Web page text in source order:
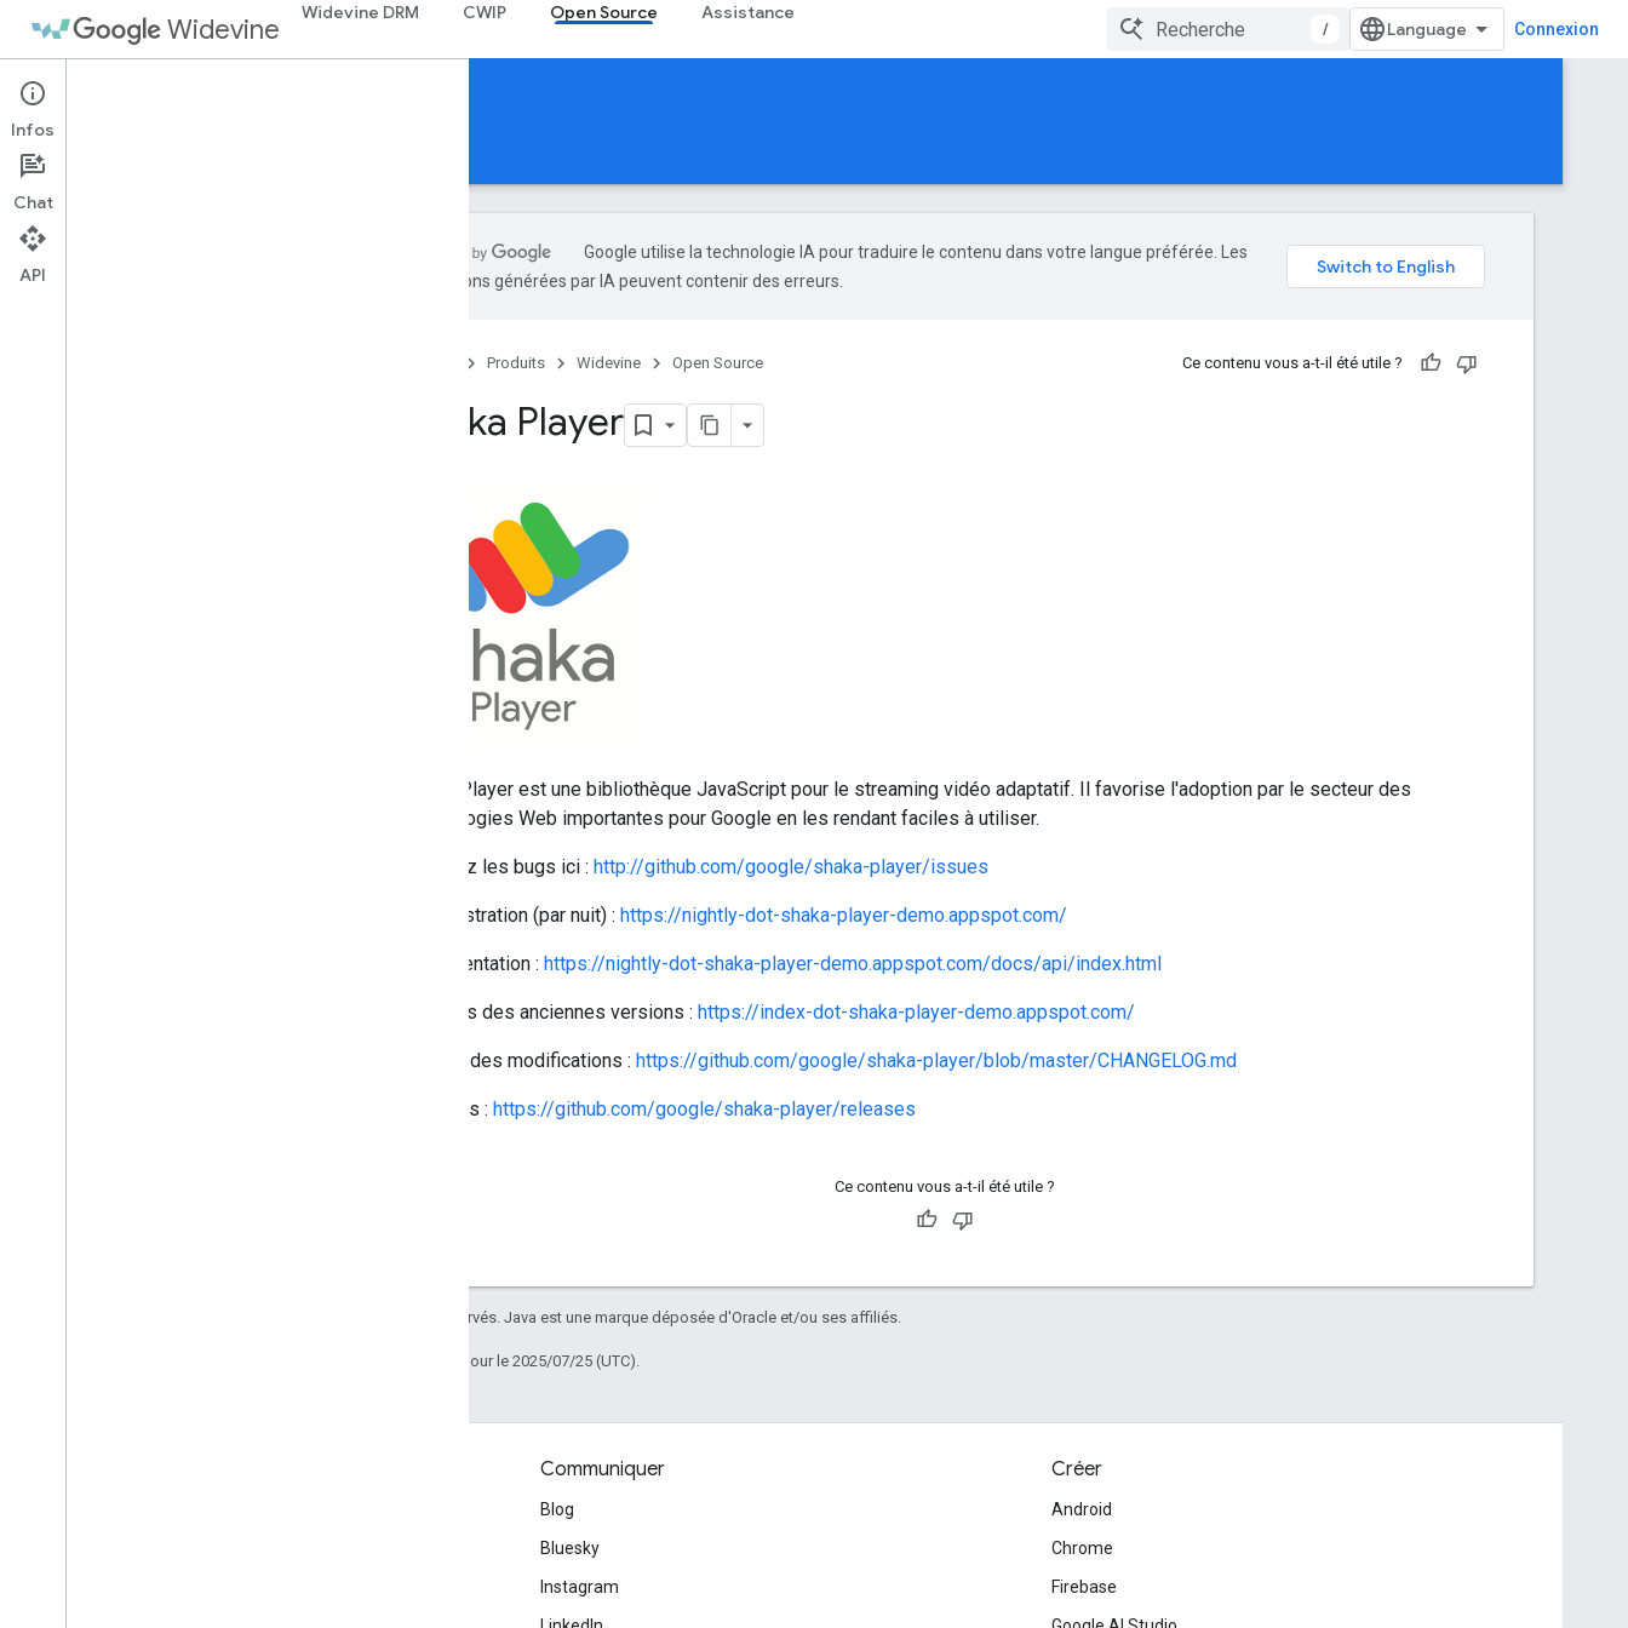
Widevine
Widevine DRM CWIP Open Source Assistance
/ Connexion
Projets Open Source
Projets
Google utilise la technologie IA pour traduire le contenu dans votre langue préférée. Les
traductions générées par IA peuvent contenir des erreurs.
Produits Widevine Open Source Ce contenu vous a-t-il été utile ?
Shaka Player
Shaka Player est une bibliothèque JavaScript pour le streaming vidéo adaptatif. Il favorise l'adoption par le secteur des
technologies Web importantes pour Google en les rendant faciles à utiliser.
Signalez les bugs ici : http://github.com/google/shaka-player/issues
Démonstration (par nuit) : https://nightly-dot-shaka-player-demo.appspot.com/
Documentation : https://nightly-dot-shaka-player-demo.appspot.com/docs/api/index.html
Archives des anciennes versions : https://index-dot-shaka-player-demo.appspot.com/
Journal des modifications : https://github.com/google/shaka-player/blob/master/CHANGELOG.md
Versions : https://github.com/google/shaka-player/releases
Ce contenu vous a-t-il été utile ?
Tous droits réservés. Java est une marque déposée d'Oracle et/ou ses affiliés.
Dernière mise à jour le 2025/07/25 (UTC).
Communiquer
Blog
Bluesky
Instagram
Créer
Android
Chrome
Firebase
Infos
Chat
API